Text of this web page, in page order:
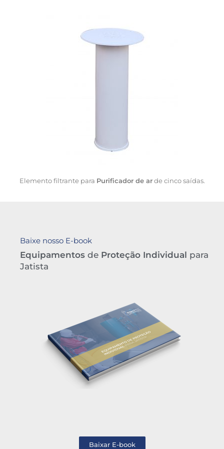
Elemento filtrante para Purificador de arde cinco saídas.
Baixe nosso E-book
Equipamentos de Proteção Individual para
Jatista
Baixar E-book